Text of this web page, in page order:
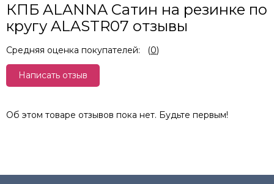
КПБ ALANNA Сатин на резинке по
кругу ALASTR07 отзывы
Средняя оценка покупателей: (0)
Написать отзыв
Об этом товаре отзывов пока нет. Будьте первым!